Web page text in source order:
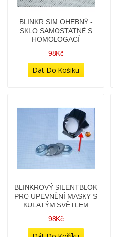
BLINKR SIM OHEBNÝ -
SKLO SAMOSTATNÉ S
HOMOLOGACÍ
98Kč
BLINKROVÝ SILENTBLOK
PRO UPEVNĚNÍ MASKY S
KULATÝM SVĚTLEM
98Kč